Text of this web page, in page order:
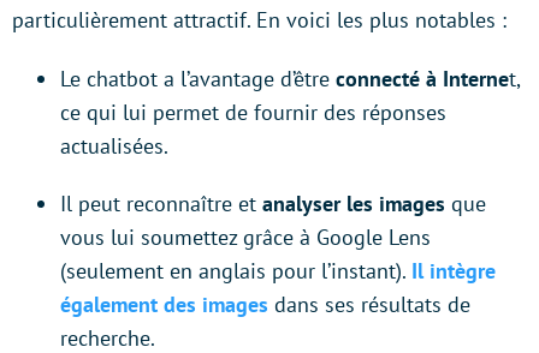
particulièrement attractif. En voici les plus notables :
Le chatbot a l’avantage d’être connecté à Internet,
ce qui lui permet de fournir des réponses
actualisées.
Il peut reconnaître et analyser les images que
vous lui soumettez grâce à Google Lens
(seulement en anglais pour l’instant). Il intègre
également des images dans ses résultats de
recherche.